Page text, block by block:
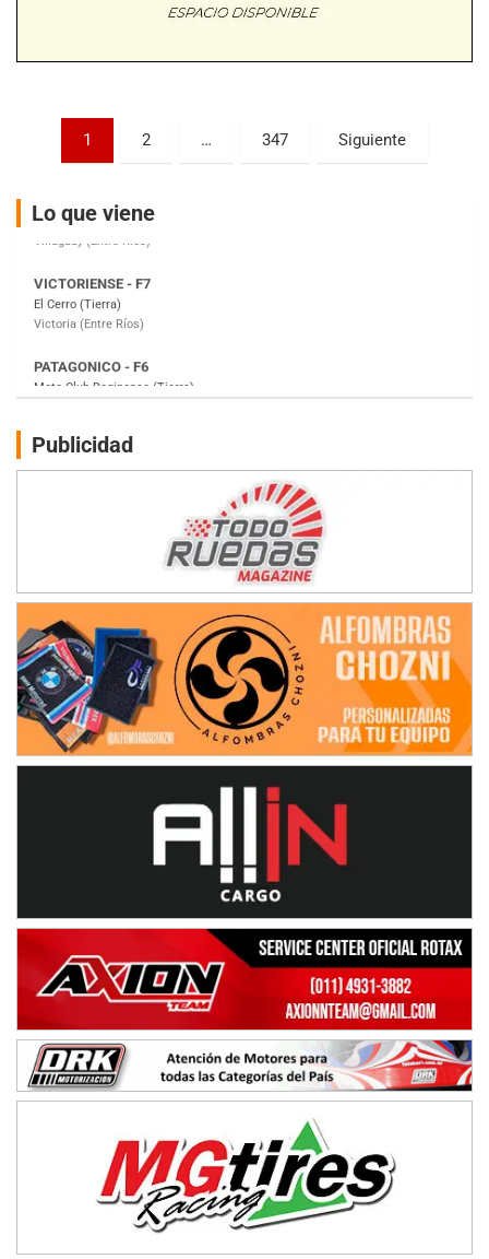
Paginación
entradas
1 2 … 347 Siguiente
Lo que viene
Parque de la Velocidad (Asfalto)
Villaguay (Entre Ríos)
El Cerro (Tierra)
Victoria (Entre Ríos)
Moto Club Reginense (Tierra)
Gral. E. Godoy (Río Negro)
Juventud Unida (Tierra)
Humboldt (Santa Fe)
Ciudad de Avellaneda (Asfalto)
Avellaneda (Santa Fe)
José Samuel Sánchez (Tierra)
TUCUMANO - F5
Juan Navarro (Asfalto)
El Timbó (Tucumán)
COBERTURA ESPECIAL DE E-KART.COM.AR
08/09-AGO
IAME SERIES ARGENTINA 6
Ramiro Tot (Asfalto)
Ciudad de Trenque Lauquen (Asfalto)
Trenque Lauquen (Buenos Aires)
ENTRERRIANO - F6 (POSTERGADA)
Parque de la Velocidad (Asfalto)
VICTORIENSE - F7
Victoria (Entre Ríos)
PATAGONICO - F6
Moto Club Reginense (Tierra)
Juventud Unida (Tierra)
Humboldt (Santa Fe)
NORESTE SANTAFESINO - F6
Publicidad